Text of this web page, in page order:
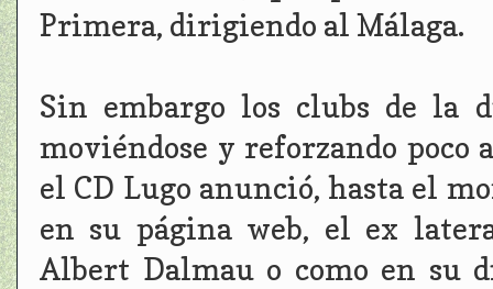
Primera, dirigiendo al Málaga.
Sin embargo los clubs de la
moviéndose y reforzando poco
el CD Lugo anunció, hasta el
en su página web, el ex
Albert Dalmau o como en su